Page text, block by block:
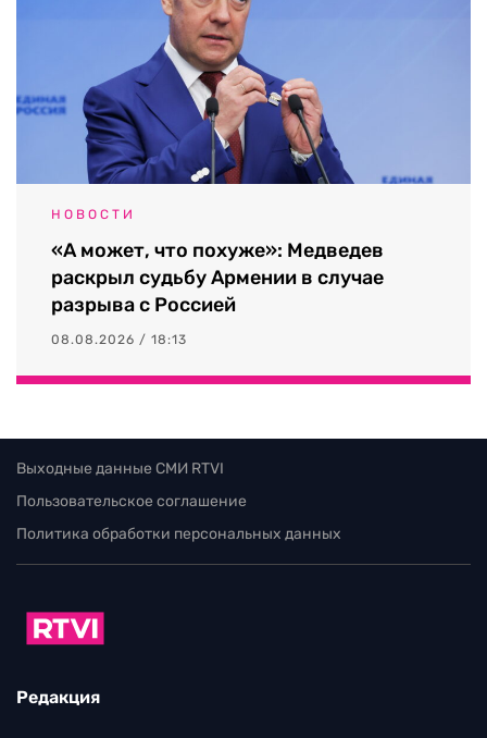
НОВОСТИ
«А может, что похуже»: Медведев
раскрыл судьбу Армении в случае
разрыва с Россией
08.08.2026 / 18:13
Выходные данные СМИ RTVI
Пользовательское соглашение
Политика обработки персональных данных
Редакция